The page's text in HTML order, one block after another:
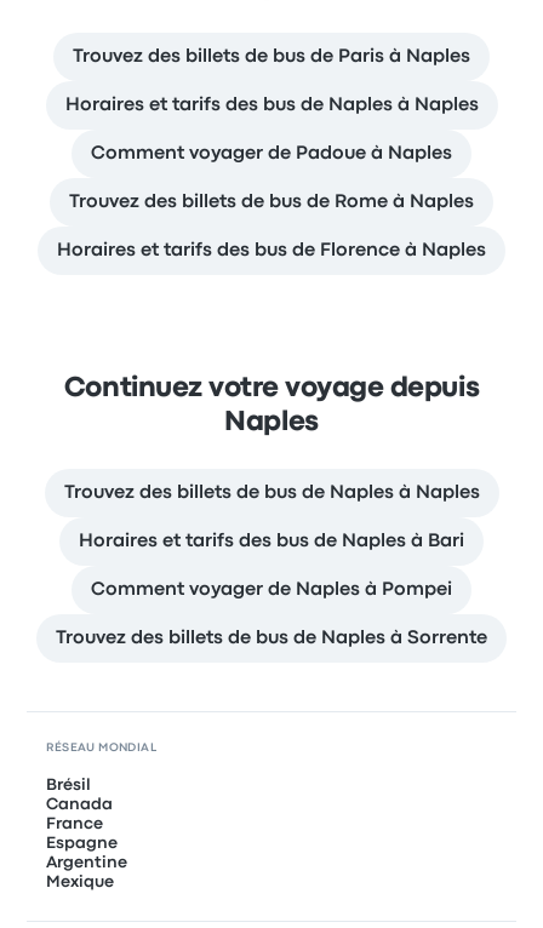
Trouvez des billets de bus de Paris à Naples
Horaires et tarifs des bus de Naples à Naples
Comment voyager de Padoue à Naples
Trouvez des billets de bus de Rome à Naples
Horaires et tarifs des bus de Florence à Naples
Continuez votre voyage depuis
Naples
Trouvez des billets de bus de Naples à Naples
Horaires et tarifs des bus de Naples à Bari
Comment voyager de Naples à Pompei
Trouvez des billets de bus de Naples à Sorrente
RÉSEAU MONDIAL
Brésil
Canada
France
Espagne
Argentine
Mexique